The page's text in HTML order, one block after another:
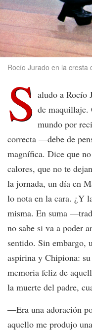
Rocío Jurado en la cresta
S aludo a Rocío
de maquillaje.
mundo por
correcta —debe de
magnífica. Dice que
calores, que no te
la jornada, un día en
lo nota en la cara. ¿Y
misma. En suma
no sabe si va a poder
sentido. Sin embargo,
aspirina y Chipiona:
memoria feliz de
la muerte del padre,
—Era una adoración
aquello me produjo